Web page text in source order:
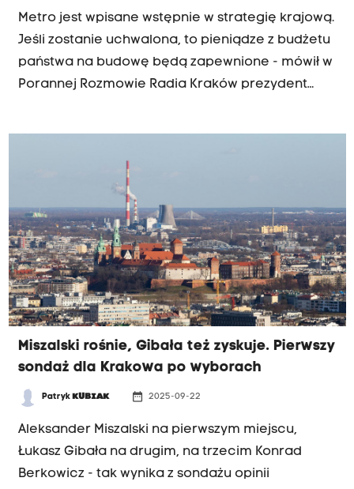
Metro jest wpisane wstępnie w strategię krajową.
Jeśli zostanie uchwalona, to pieniądze z budżetu
państwa na budowę będą zapewnione - mówił w
Porannej Rozmowie Radia Kraków prezydent
inwestycja będzie na odpowiednim etapie
przygotowania - tłumaczy Miszalski.
Miszalski rośnie, Gibała też zyskuje. Pierwszy
sondaż dla Krakowa po wyborach
Patryk KUBIAK date_range 2025-09-22
Aleksander Miszalski na pierwszym miejscu,
Łukasz Gibała na drugim, na trzecim Konrad
Berkowicz - tak wynika z sondażu opinii